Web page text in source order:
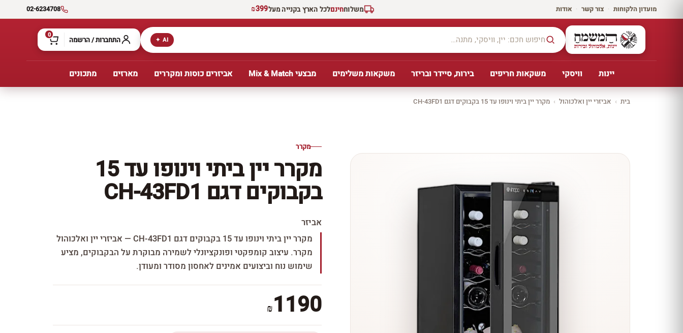
מועדון הלקוחות · צור קשר · אודות משלוחחינםלכל הארץ בקנייה מעל₪399
02-6234708
AI ✦ התחברות / הרשמה 0
יינות וויסקי משקאות חריפים בירות, סיידר ובריזר משקאות משלימים מבצעי Mix & Match אביזרים כוסות ומקררים מארזים מתכונים
בית › אביזרי יין ואלכוהול › מקרר יין ביתי וינופו עד 15 בקבוקים דגם CH-43FD1
כל
לכל יינות יקב ירושלים ←
מקרר
מקרר יין ביתי וינופו עד 15
בקבוקים דגם CH-43FD1
אביזר
מקרר יין ביתי וינופו עד 15 בקבוקים דגם CH-43FD1 — אביזרי יין ואלכוהול
מקרר. עיצוב קומפקטי ופונקציונלי לשמירה מבוקרת על הבקבוקים, מציע
שימוש נוח וביצועים אמינים לאחסון מסודר ומעודן.
₪1190